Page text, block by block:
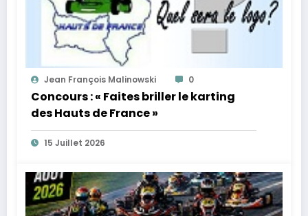
Jean François Malinowski 0
Concours : « Faites briller le karting
des Hauts de France »
15 Juillet 2026